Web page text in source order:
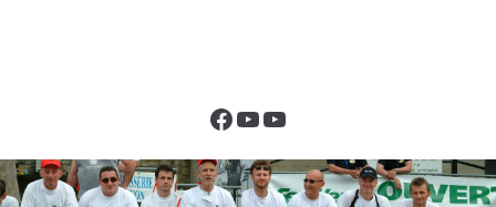
Facebook
YouTube
YouTube